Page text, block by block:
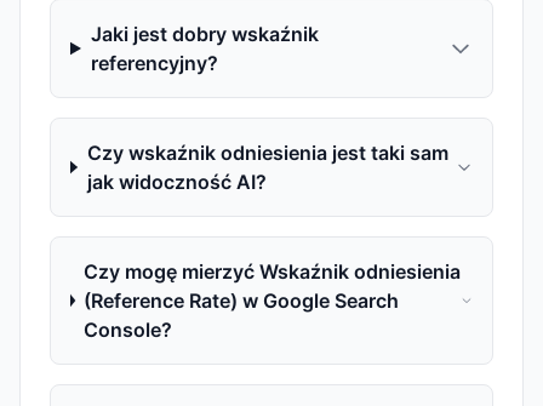
Jaki jest dobry wskaźnik
referencyjny?
Czy wskaźnik odniesienia jest taki sam
jak widoczność AI?
Czy mogę mierzyć Wskaźnik odniesienia
(Reference Rate) w Google Search
Console?